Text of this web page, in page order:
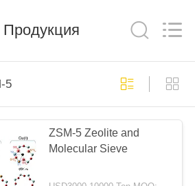
Продукция
5
ZSM-5 Zeolite and
Molecular Sieve